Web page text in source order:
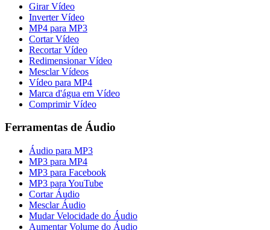
Girar Vídeo
Inverter Vídeo
MP4 para MP3
Cortar Vídeo
Recortar Vídeo
Redimensionar Vídeo
Mesclar Vídeos
Vídeo para MP4
Marca d'água em Vídeo
Comprimir Vídeo
Ferramentas de Áudio
Áudio para MP3
MP3 para MP4
MP3 para Facebook
MP3 para YouTube
Cortar Áudio
Mesclar Áudio
Mudar Velocidade do Áudio
Aumentar Volume do Áudio